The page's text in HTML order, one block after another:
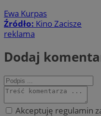
Ewa Kurpas
Źródło: Kino Zacisze
reklama
Dodaj
Akceptuję regulamin